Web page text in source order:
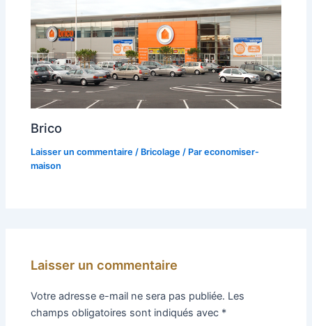
Brico
Laisser un commentaire / Bricolage / Pareconomiser-
maison
Laisser un commentaire
Votre adresse e-mail ne sera pas publiée. Les
champs obligatoires sont indiqués avec *